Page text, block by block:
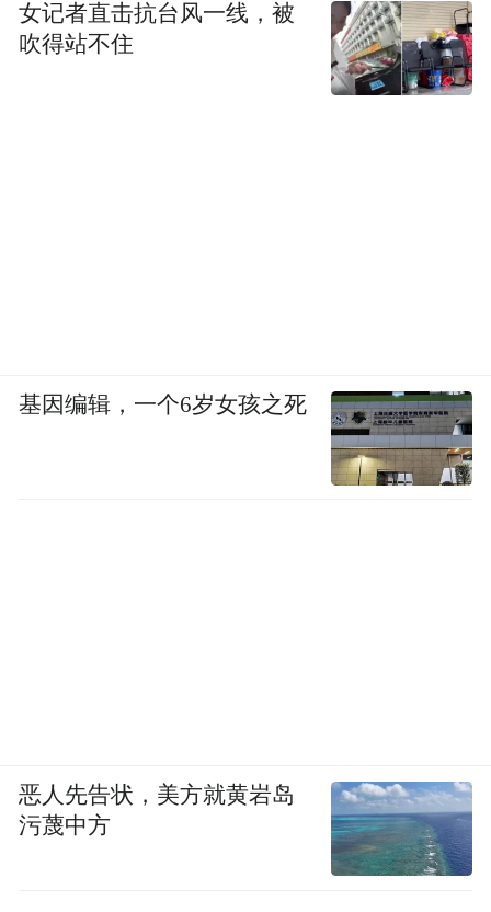
女记者直击抗台风一线，被
吹得站不住
基因编辑，一个6岁女孩之死
恶人先告状，美方就黄岩岛
污蔑中方